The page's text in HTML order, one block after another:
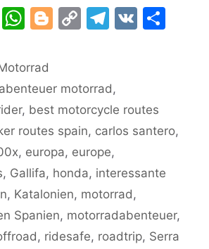
E
l
W
at
s
A
p
p
Bl
g
er
C
y
Li
n
k
T
gr
a
m
V
abenteuer motorrad ,
, best motorcycle routes
routes spain, carlos santero,
, europa, europe,
, Gallifa, honda, interessante
, Katalonien, motorrad ,
Spanien, motorradabenteuer,
, ridesafe, roadtrip, Serra